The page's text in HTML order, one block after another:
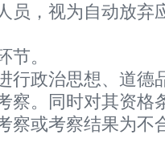
员，视为自动放弃
节。
行政治思想、道德
察。同时对其资格
察或考察结果为不